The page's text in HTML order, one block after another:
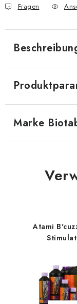
Fragen
Marke
Atami